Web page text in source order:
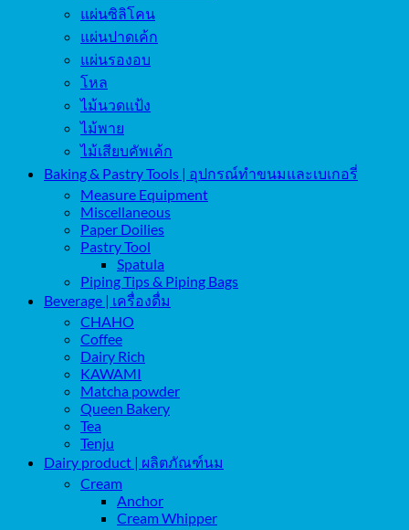
แผ่นซิลิโคน
แผ่นปาดเค้ก
แผ่นรองอบ
โหล
ไม้นวดแป้ง
ไม้พาย
ไม้เสียบคัพเค้ก
Baking & Pastry Tools | อุปกรณ์ทำขนมและเบเกอรี่
Measure Equipment
Miscellaneous
Paper Doilies
Pastry Tool
Spatula
Piping Tips & Piping Bags
Beverage | เครื่องดื่ม
CHAHO
Coffee
Dairy Rich
KAWAMI
Matcha powder
Queen Bakery
Tea
Tenju
Dairy product | ผลิตภัณฑ์นม
Cream
Anchor
Cream Whipper